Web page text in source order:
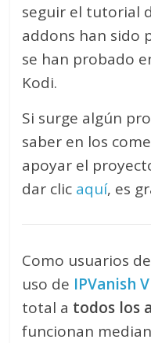
seguir el tutorial
addons han sido
se han probado
Kodi.
Si surge algún
saber en los
apoyar el
dar clic aquí, es
Como usuarios de
uso de IPVanish
total a todos los
funcionan